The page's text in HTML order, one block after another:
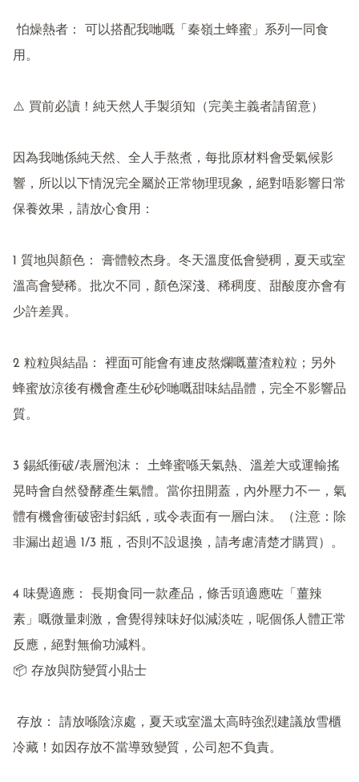
怕燥熱者： 可以搭配我哋嘅「秦嶺土蜂蜜」系列一同食
用。
⚠️ 買前必讀！純天然人手製須知（完美主義者請留意）
因為我哋係純天然、全人手熬煮，每批原材料會受氣候影
響，所以以下情況完全屬於正常物理現象，絕對唔影響日常
保養效果，請放心食用：
1 質地與顏色： 膏體較杰身。冬天溫度低會變稠，夏天或室
溫高會變稀。批次不同，顏色深淺、稀稠度、甜酸度亦會有
少許差異。
2 粒粒與結晶： 裡面可能會有連皮熬爛嘅薑渣粒粒；另外
蜂蜜放涼後有機會產生砂砂哋嘅甜味結晶體，完全不影響品
質。
3 錫紙衝破/表層泡沫： 土蜂蜜喺天氣熱、溫差大或運輸搖
晃時會自然發酵產生氣體。當你扭開蓋，內外壓力不一，氣
體有機會衝破密封鋁紙，或令表面有一層白沫。（注意：除
非漏出超過 1/3 瓶，否則不設退換，請考慮清楚才購買）。
4 味覺適應： 長期食同一款產品，條舌頭適應咗「薑辣
素」嘅微量刺激，會覺得辣味好似減淡咗，呢個係人體正常
反應，絕對無偷功減料。
📦 存放與防變質小貼士
冷藏！如因存放不當導致變質，公司恕不負責。